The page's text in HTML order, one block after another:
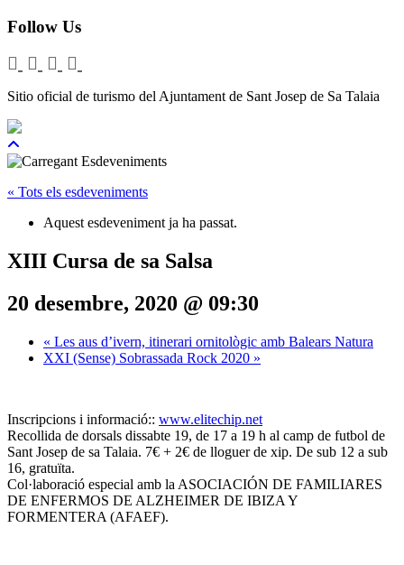
Follow Us
Sitio oficial de turismo del Ajuntament de Sant Josep de Sa Talaia
« Tots els esdeveniments
Aquest esdeveniment ja ha passat.
XIII Cursa de sa Salsa
20 desembre, 2020 @ 09:30
« Les aus d’ivern, itinerari ornitològic amb Balears Natura
XXI (Sense) Sobrassada Rock 2020 »
Inscripcions i informació:: www.elitechip.net
Recollida de dorsals dissabte 19, de 17 a 19 h al camp de futbol de
Sant Josep de sa Talaia. 7€ + 2€ de lloguer de xip. De sub 12 a sub
16, gratuïta.
Col·laboració especial amb la ASOCIACIÓN DE FAMILIARES
DE ENFERMOS DE ALZHEIMER DE IBIZA Y
FORMENTERA (AFAEF).